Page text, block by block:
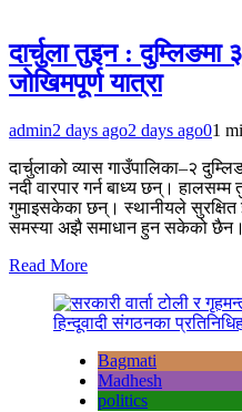
दार्चुला तुइन :
जोखिमपूर्ण यात्रा
admin2 days ago2 days ago01
दार्चुलाको व्यास गाउँपालिका–२
नदी वारपार गर्न बाध्य छन्।
गुमाइसकेका छन्। स्थानीयले सुरक्षित
समस्या अझै समाधान हुन सकेको छैन।
Read More
Bagmati
Madhesh
politics